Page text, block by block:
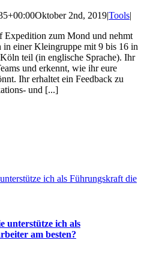
Oktober 2nd, 2019|Tools|
Expedition zum Mond und nehmt
in einer Kleingruppe mit 9 bis 16 in
teil (in englische Sprache). Ihr
und erkennt, wie ihr eure
Ihr erhaltet ein Feedback zu
und [...]
ich als Führungskraft die
unterstütze ich als
am besten?